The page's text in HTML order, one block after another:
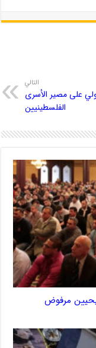
التالي
على مصير الأسرى
الفلسطينيين
مرفوض